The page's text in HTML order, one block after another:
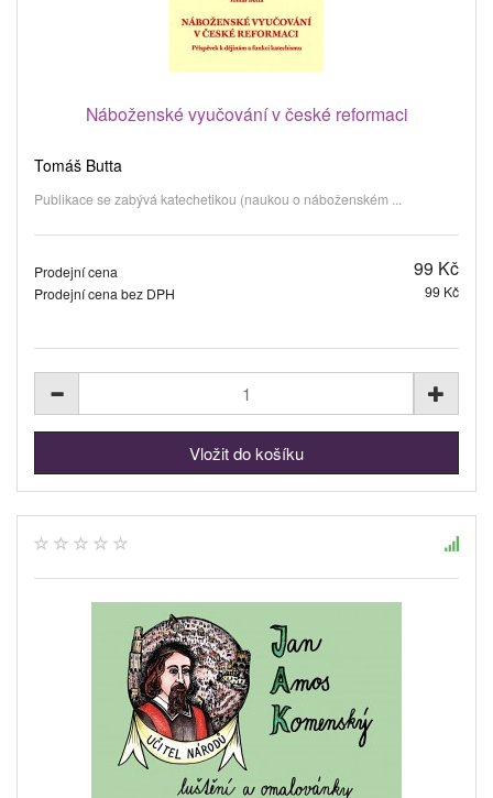
Náboženské vyučování v české reformaci
Tomáš Butta
Publikace se zabývá katechetikou (naukou o náboženském ...
Prodejní cena 99 Kč
Prodejní cena bez DPH 99 Kč